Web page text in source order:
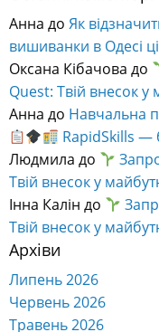
Анна до Як
вишиванки в Одесі
Оксана Кібачова до
Quest: Твій внесок у
Анна до Навчальна
RapidSkills —
Людмила до
Твій внесок у
Інна Калін до
Твій внесок у
Архіви
Липень 2026
Червень 2026
Травень 2026